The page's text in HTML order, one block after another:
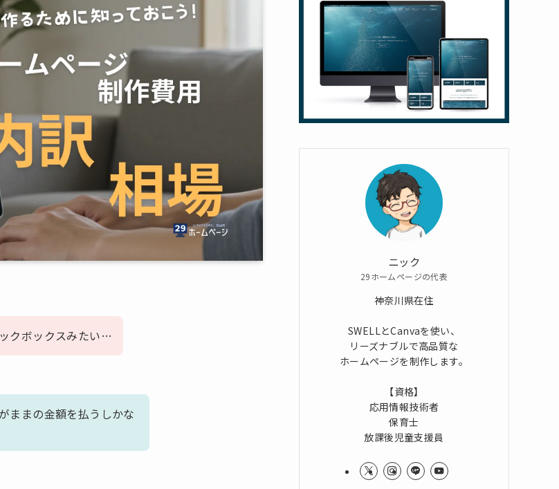
クボックスみたい…
ままの金額を払うしかな
ニック
29ホームページの代表
神奈川県在住
SWELLとCanvaを使い、
リーズナブルで高品質な
ホームページを制作します。
【資格】
応用情報技術者
保育士
放課後児童支援員